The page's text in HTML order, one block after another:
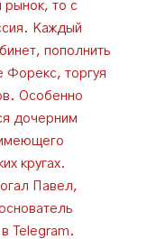
рынок, то с
Каждый
пополнить
Форекс, торгуя
Особенно
дочерним
кругах.
Павел,
Telegram.